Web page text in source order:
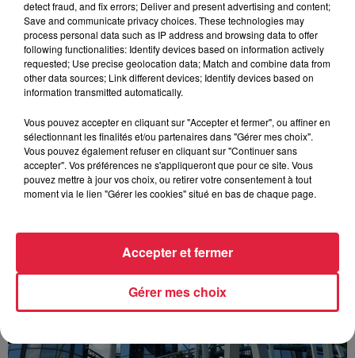
detect fraud, and fix errors; Deliver and present advertising and content;
Save and communicate privacy choices. These technologies may
process personal data such as IP address and browsing data to offer
following functionalities: Identify devices based on information actively
requested; Use precise geolocation data; Match and combine data from
other data sources; Link different devices; Identify devices based on
information transmitted automatically.
Vous pouvez accepter en cliquant sur "Accepter et fermer", ou affiner en
sélectionnant les finalités et/ou partenaires dans "Gérer mes choix".
Vous pouvez également refuser en cliquant sur "Continuer sans
accepter". Vos préférences ne s'appliqueront que pour ce site. Vous
pouvez mettre à jour vos choix, ou retirer votre consentement à tout
moment via le lien "Gérer les cookies" situé en bas de chaque page.
Gérer mes choix
Accepter et fermer